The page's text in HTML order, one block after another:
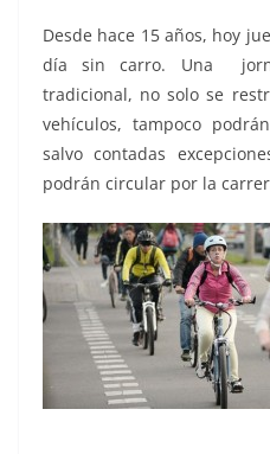
Desde hace 15 años, hoy
día sin carro. Una
tradicional, no solo se
vehículos, tampoco
salvo contadas
podrán circular por la